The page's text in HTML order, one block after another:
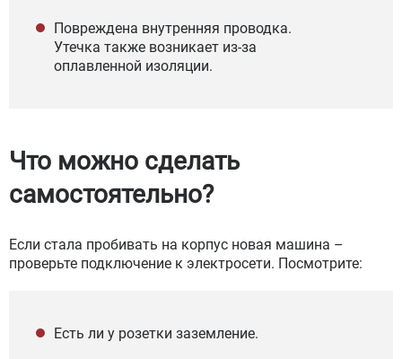
Повреждена внутренняя проводка.
Утечка также возникает из-за
оплавленной изоляции.
Что можно сделать
самостоятельно?
Если стала пробивать на корпус новая машина –
проверьте подключение к электросети. Посмотрите:
Есть ли у розетки заземление.